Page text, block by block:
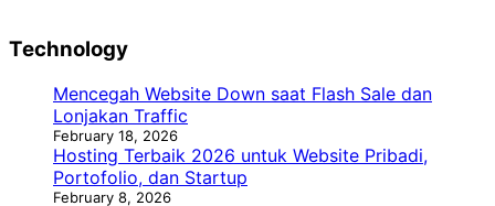
Technology
Mencegah Website Down saat Flash Sale dan
Lonjakan Traffic
February 18, 2026
Hosting Terbaik 2026 untuk Website Pribadi,
Portofolio, dan Startup
February 8, 2026